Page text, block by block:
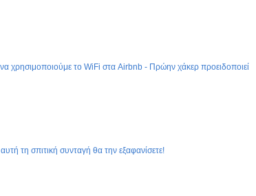
να χρησιμοποιούμε το WiFi στα Airbnb - Πρώην χάκερ προειδοποιεί
τη σπιτική συνταγή θα την εξαφανίσετε!